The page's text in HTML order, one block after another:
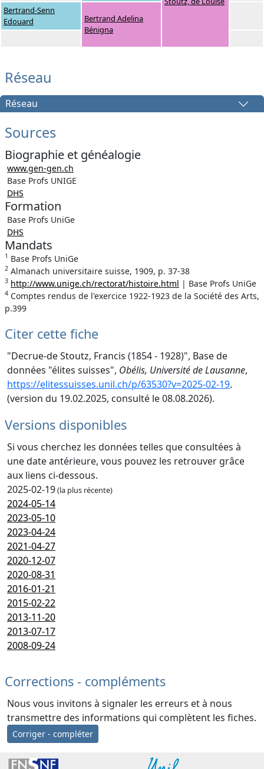
Bertrand-Senn
Edouard
Bertrand Adelina
Bénigna
Réseau
Réseau
Sources
Biographie et généalogie
www.gen-gen.ch
Base Profs UNIGE
DHS
Formation
Base Profs UniGe
DHS
Mandats
1 Base Profs UniGe
2 Almanach universitaire suisse, 1909, p. 37-38
3 http://www.unige.ch/rectorat/histoire.html | Base Profs UniGe
4 Comptes rendus de l'exercice 1922-1923 de la Société des Arts,
p.399
Citer cette fiche
"Decrue-de Stoutz, Francis (1854 - 1928)", Base de
données "élites suisses", Obélis, Université de Lausanne,
https://elitessuisses.unil.ch/p/63530?v=2025-02-19.
(version du 19.02.2025, consulté le 08.08.2026).
Versions disponibles
Si vous cherchez les données telles que consultées à
une date antérieure, vous pouvez les retrouver grâce
aux liens ci-dessous.
2025-02-19(la plus récente)
2024-05-14
2023-05-10
2023-04-24
2021-04-27
2020-12-07
2020-08-31
2016-01-21
2015-02-22
2013-11-20
2013-07-17
2008-09-24
Corrections - compléments
Nous vous invitons à signaler les erreurs et à nous
transmettre des informations qui complètent les fiches.
Corriger - compléter